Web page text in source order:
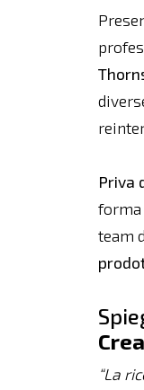
Priva
forma
team
“La